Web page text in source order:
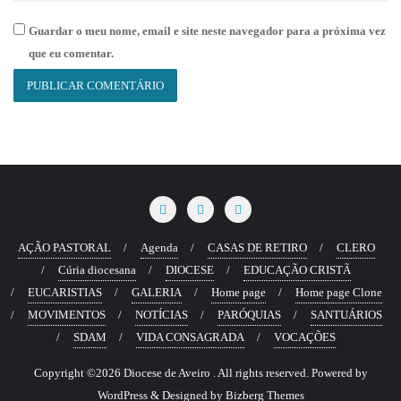
Guardar o meu nome, email e site neste navegador para a próxima vez
que eu comentar.
AÇÃO PASTORAL Agenda CASAS DE RETIRO
CLERO
Cúria diocesana
DIOCESE
EDUCAÇÃO CRISTÃ
EUCARISTIAS
GALERIA Home page
Home page Clone
MOVIMENTOS
NOTÍCIAS PARÓQUIAS
SANTUÁRIOS
SDAM
VIDA CONSAGRADA VOCAÇÕES
Copyright ©2026 Diocese de Aveiro . All rights reserved. Powered by
WordPress & Designed by Bizberg Themes